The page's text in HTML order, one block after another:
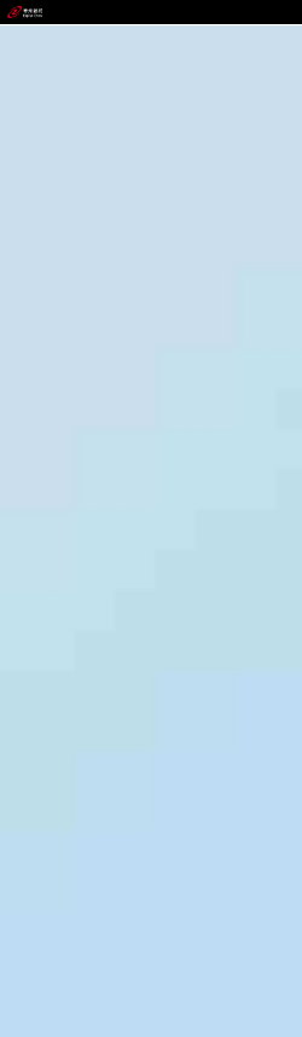
TOPAY钱包